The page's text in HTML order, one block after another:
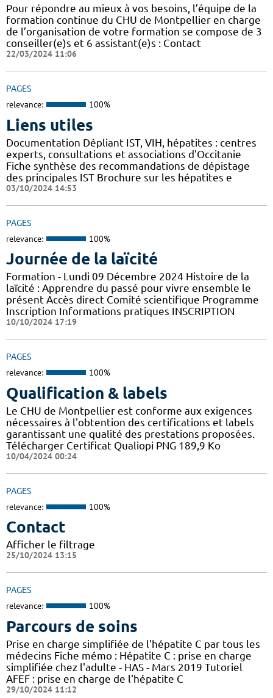
Pour répondre au mieux à vos besoins, l’équipe de la
formation continue du CHU de Montpellier en charge
de l’organisation de votre formation se compose de 3
conseiller(e)s et 6 assistant(e)s : Contact
22/03/2024 11:06
PAGES
relevance: 100%
Liens utiles
Documentation Dépliant IST, VIH, hépatites : centres
experts, consultations et associations d'Occitanie
Fiche synthèse des recommandations de dépistage
des principales IST Brochure sur les hépatites e
03/10/2024 14:53
PAGES
relevance: 100%
Journée de la laïcité
Formation - Lundi 09 Décembre 2024 Histoire de la
laïcité : Apprendre du passé pour vivre ensemble le
présent Accès direct Comité scientifique Programme
Inscription Informations pratiques ​INSCRIPTION
10/10/2024 17:19
PAGES
relevance: 100%
Qualification & labels
Le CHU de Montpellier est conforme aux exigences
nécessaires à l'obtention des certifications et labels
garantissant une qualité des prestations proposées.
Télécharger Certificat Qualiopi PNG 189,9 Ko
10/04/2024 00:24
PAGES
relevance: 100%
Contact
Afficher le filtrage
25/10/2024 13:15
PAGES
relevance: 100%
Parcours de soins
Prise en charge simplifiée de l'hépatite C par tous les
médecins Fiche mémo : Hépatite C : prise en charge
simplifiée chez l'adulte - HAS - Mars 2019 Tutoriel
AFEF : prise en charge de l'hépatite C
29/10/2024 11:12